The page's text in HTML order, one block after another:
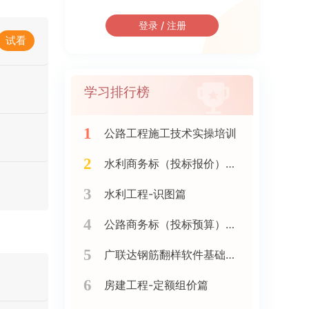
试看
登录 / 注册
学习排行榜
1 公路工程施工技术实操培训
2 水利商务标（投标报价）实战训练班
3 水利工程-识图篇
4 公路商务标（投标预算）实战精讲（新点软件）
5 广联达钢筋翻样软件基础精讲
6 房建工程-定额组价篇